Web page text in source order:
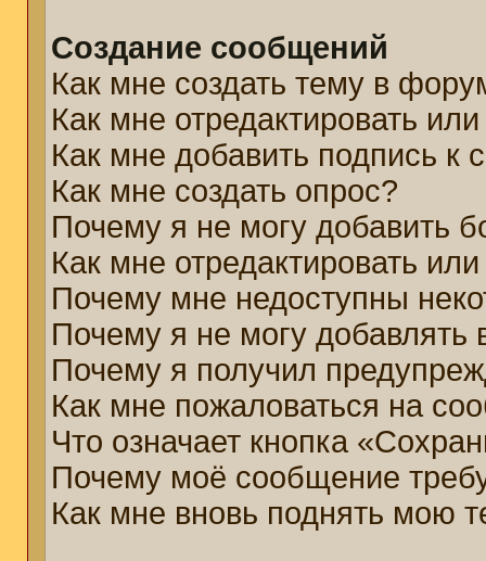
Создание сообщений
Как мне создать тему в
Как мне отредактировать
Как мне добавить подпись
Как мне создать опрос?
Почему я не могу добавить
Как мне отредактировать
Почему мне недоступны
Почему я не могу добавлять
Почему я получил
Как мне пожаловаться на
Что означает кнопка
Почему моё сообщение
Как мне вновь поднять мою